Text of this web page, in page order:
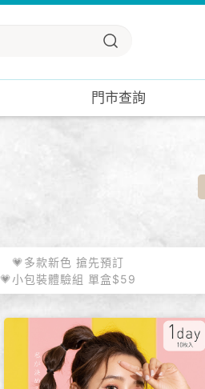
門市查詢
💗多款新色 搶先預訂
💗小包裝體驗組 單盒$59